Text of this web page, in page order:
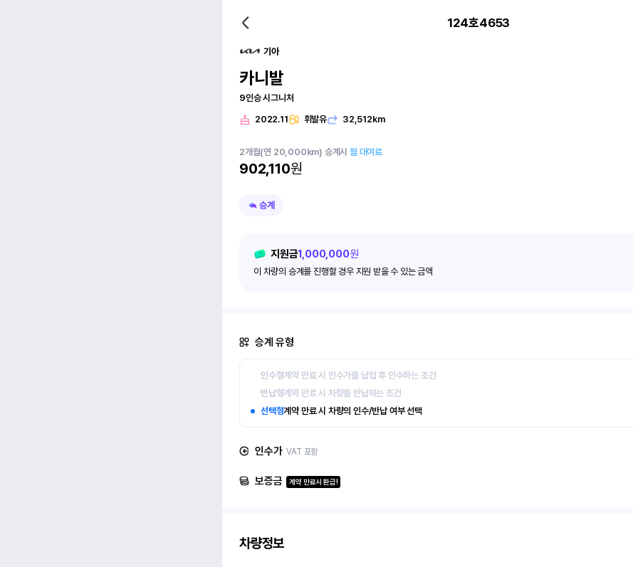
124호4653
기아
카니발
9인승 시그니처
2022.11 휘발유 32,512km
2개월(연 20,000km) 승계시월 대여료
902,110원
승계
지원금1,000,000원
이 차량의 승계를 진행할 경우 지원 받을 수 있는 금액
승계 유형
인수형계약 만료 시 인수가를 납입 후 인수하는 조건
반납형계약 만료 시 차량을 반납하는 조건
선택형계약 만료 시 차량의 인수/반납 여부 선택
인수가 VAT 포함
보증금 계약 만료시 환급!
차량정보